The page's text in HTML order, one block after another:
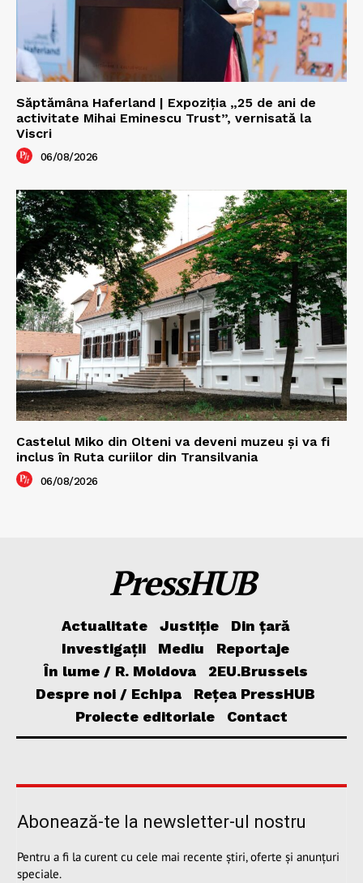
Săptămâna Haferland | Expoziţia „25 de ani de
activitate Mihai Eminescu Trust”, vernisată la
Viscri
06/08/2026
Castelul Miko din Olteni va deveni muzeu şi va fi
inclus în Ruta curiilor din Transilvania
06/08/2026
PressHUB
Actualitate Justiție
Din țară
Investigații
Mediu
Reportaje
În lume / R. Moldova
2EU.Brussels
Despre noi / Echipa
Rețea PressHUB
Proiecte editoriale
Contact
Abonează-te la newsletter-ul nostru
Pentru a fi la curent cu cele mai recente știri, oferte și anunțuri
speciale.